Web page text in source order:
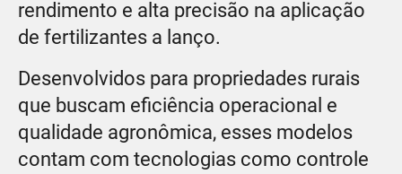
rendimento e alta precisão na aplicação
de fertilizantes a lanço.
Desenvolvidos para propriedades rurais
que buscam eficiência operacional e
qualidade agronômica, esses modelos
contam com tecnologias como controle